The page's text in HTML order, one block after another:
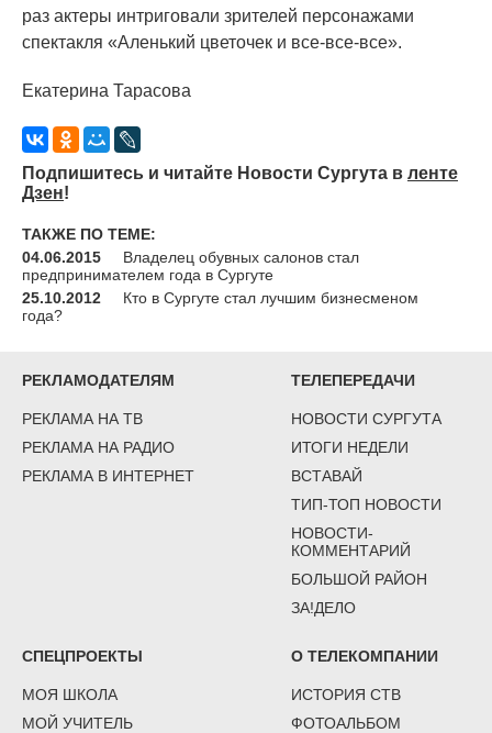
раз актеры интриговали зрителей персонажами
спектакля «Аленький цветочек и все-все-все».
Екатерина Тарасова
Подпишитесь и читайте Новости Сургута в ленте
Дзен!
ТАКЖЕ ПО ТЕМЕ:
04.06.2015
Владелец обувных салонов стал
предпринимателем года в Сургуте
25.10.2012
Кто в Сургуте стал лучшим бизнесменом
года?
РЕКЛАМОДАТЕЛЯМ
РЕКЛАМА НА ТВ
РЕКЛАМА НА РАДИО
РЕКЛАМА В ИНТЕРНЕТ
ТЕЛЕПЕРЕДАЧИ
НОВОСТИ СУРГУТА
ИТОГИ НЕДЕЛИ
ВСТАВАЙ
ТИП-ТОП НОВОСТИ
НОВОСТИ-
КОММЕНТАРИЙ
БОЛЬШОЙ РАЙОН
ЗА!ДЕЛО
СПЕЦПРОЕКТЫ
МОЯ ШКОЛА
МОЙ УЧИТЕЛЬ
О ТЕЛЕКОМПАНИИ
ИСТОРИЯ СТВ
ФОТОАЛЬБОМ